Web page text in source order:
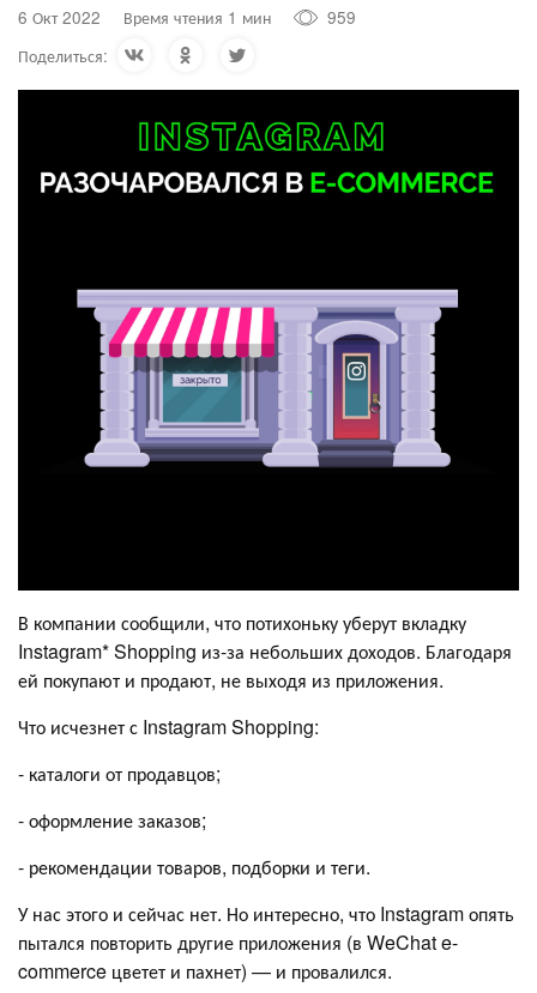
6 Окт 2022 Время чтения 1 мин
959
Поделиться:
В компании сообщили, что потихоньку уберут вкладку
Instagram* Shopping из-за небольших доходов. Благодаря
ей покупают и продают, не выходя из приложения.
Что исчезнет с Instagram Shopping:
- каталоги от продавцов;
- оформление заказов;
- рекомендации товаров, подборки и теги.
У нас этого и сейчас нет. Но интересно, что Instagram опять
пытался повторить другие приложения (в WeChat e-
commerce цветет и пахнет) — и провалился.